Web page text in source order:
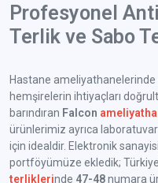
Profesyonel
Terlik ve Sabo
Hastane
hemşirelerin ihtiyaçları
barındıran Falcon
ürünlerimiz ayrıca
için idealdir. Elektronik
portföyümüze ekledik;
terliklerinde 47-48numara